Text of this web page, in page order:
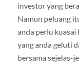
investor yang
Namun peluang
anda perlu kuasai
yang anda geluti
bersama sejelas-